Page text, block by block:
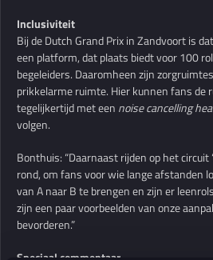
Inclusiviteit
Bij de Dutch Grand Prix in Zandvoort is
een platform, dat plaats biedt voor 100
begeleiders. Daaromheen zijn
prikkelarme ruimte. Hier kunnen fans de
tegelijkertijd met een noise cancelling
volgen.
Bonthuis: “Daarnaast rijden op het circuit
rond, om fans voor wie lange afstanden
van A naar B te brengen en zijn er
zijn een paar voorbeelden van onze
bevorderen.”